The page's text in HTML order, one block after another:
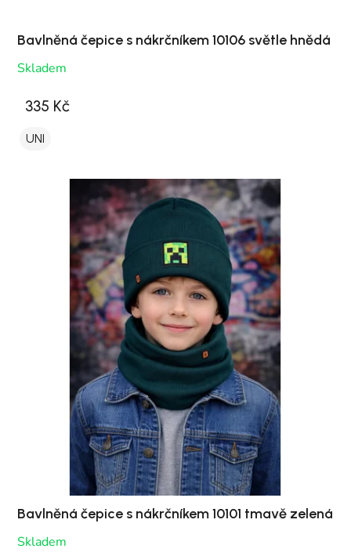
Bavlněná čepice s nákrčníkem 10106 světle hnědá
Skladem
335 Kč
UNI
Bavlněná čepice s nákrčníkem 10101 tmavě zelená
Skladem